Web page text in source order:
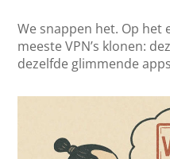
We snappen het. Op het
meeste VPN’s klonen:
dezelfde glimmende